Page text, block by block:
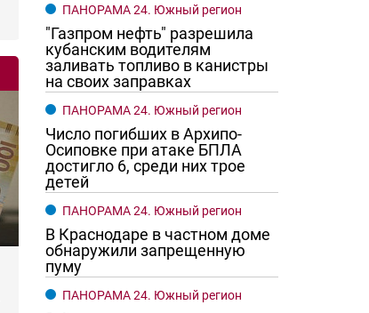
ПАНОРАМА 24. Южный регион
"Газпром нефть" разрешила
кубанским водителям
заливать топливо в канистры
на своих заправках
ПАНОРАМА 24. Южный регион
Число погибших в Архипо-
Осиповке при атаке БПЛА
достигло 6, среди них трое
детей
ПАНОРАМА 24. Южный регион
В Краснодаре в частном доме
обнаружили запрещенную
пуму
ПАНОРАМА 24. Южный регион